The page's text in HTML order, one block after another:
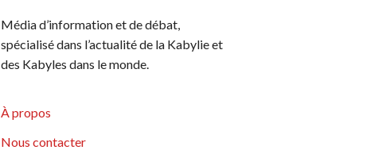
Média d’information et de débat,
spécialisé dans l’actualité de la Kabylie et
des Kabyles dans le monde.
À propos
Nous contacter